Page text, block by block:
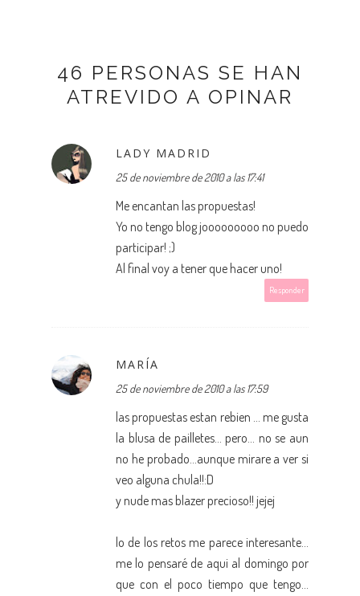
46 PERSONAS SE HAN
ATREVIDO A OPINAR
LADY MADRID
25 de noviembre de 2010 a las 17:41
Me encantan las propuestas!
Yo no tengo blog jooooooooo no puedo
participar! ;)
Al final voy a tener que hacer uno!
Responder
MARÍA
25 de noviembre de 2010 a las 17:59
las propuestas estan rebien ... me gusta
la blusa de pailletes... pero... no se aun
no he probado...aunque mirare a ver si
veo alguna chula!!:D
y nude mas blazer precioso!! jejej
lo de los retos me parece interesante...
me lo pensaré de aqui al domingo por
que con el poco tiempo que tengo...